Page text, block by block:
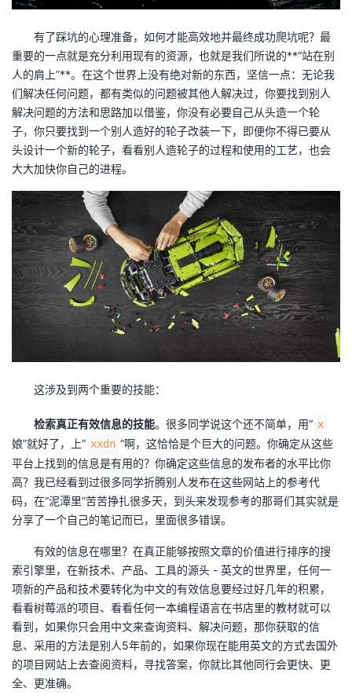
有了踩坑的心理准备，如何才能高效地并最终成功爬坑呢？最
重要的一点就是充分利用现有的资源，也就是我们所说的**“站在别
人的肩上”**。在这个世界上没有绝对新的东西，坚信一点：无论我
们解决任何问题，都有类似的问题被其他人解决过，你要找到别人
解决问题的方法和思路加以借鉴，你没有必要自己从头造一个轮
子，你只要找到一个别人造好的轮子改装一下，即便你不得已要从
头设计一个新的轮子，看看别人造轮子的过程和使用的工艺，也会
大大加快你自己的进程。
这涉及到两个重要的技能：
检索真正有效信息的技能。很多同学说这个还不简单，用“ x
娘”就好了，上“ xxdn ”啊，这恰恰是个巨大的问题。你确定从这些
平台上找到的信息是有用的？你确定这些信息的发布者的水平比你
高？我已经看到过很多同学折腾别人发布在这些网站上的参考代
码，在“泥潭里”苦苦挣扎很多天，到头来发现参考的那哥们其实就是
分享了一个自己的笔记而已，里面很多错误。
有效的信息在哪里？在真正能够按照文章的价值进行排序的搜
索引擎里，在新技术、产品、工具的源头 - 英文的世界里，任何一
项新的产品和技术要转化为中文的有效信息要经过好几年的积累，
看看树莓派的项目、看看任何一本编程语言在书店里的教材就可以
看到，如果你只会用中文来查询资料、解决问题，那你获取的信
息、采用的方法是别人5年前的，如果你现在能用英文的方式去国外
的项目网站上去查阅资料，寻找答案，你就比其他同行会更快、更
全、更准确。